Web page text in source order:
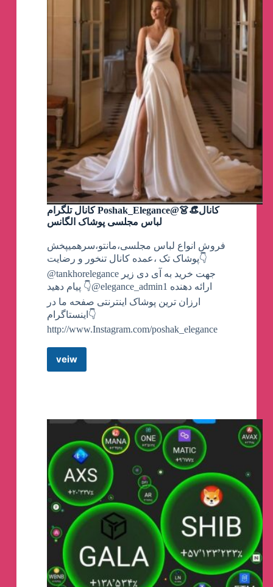
کانال تلگرام Poshak_Elegance@👗👒کانال
لباس مجلسی پوشاک الگانس
فروش انواع لباس مجلسی،مانتو،سرهمیپخش
پوشاک تک ،عمده کانال تنخور و رضایت👇
@tankhorelegance جهت خرید به آی دی زیر
پیام دهید 👇@elegance_admin1 ارائه دهنده
ارزان ترین پوشاک اینترنتی صفحه ما در
اینستاگرام👇
http://www.Instagram.com/poshak_elegance
veiw
کانال
کانال
مجلسی
پوشاک
الگانس